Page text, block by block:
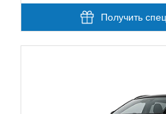
Получить